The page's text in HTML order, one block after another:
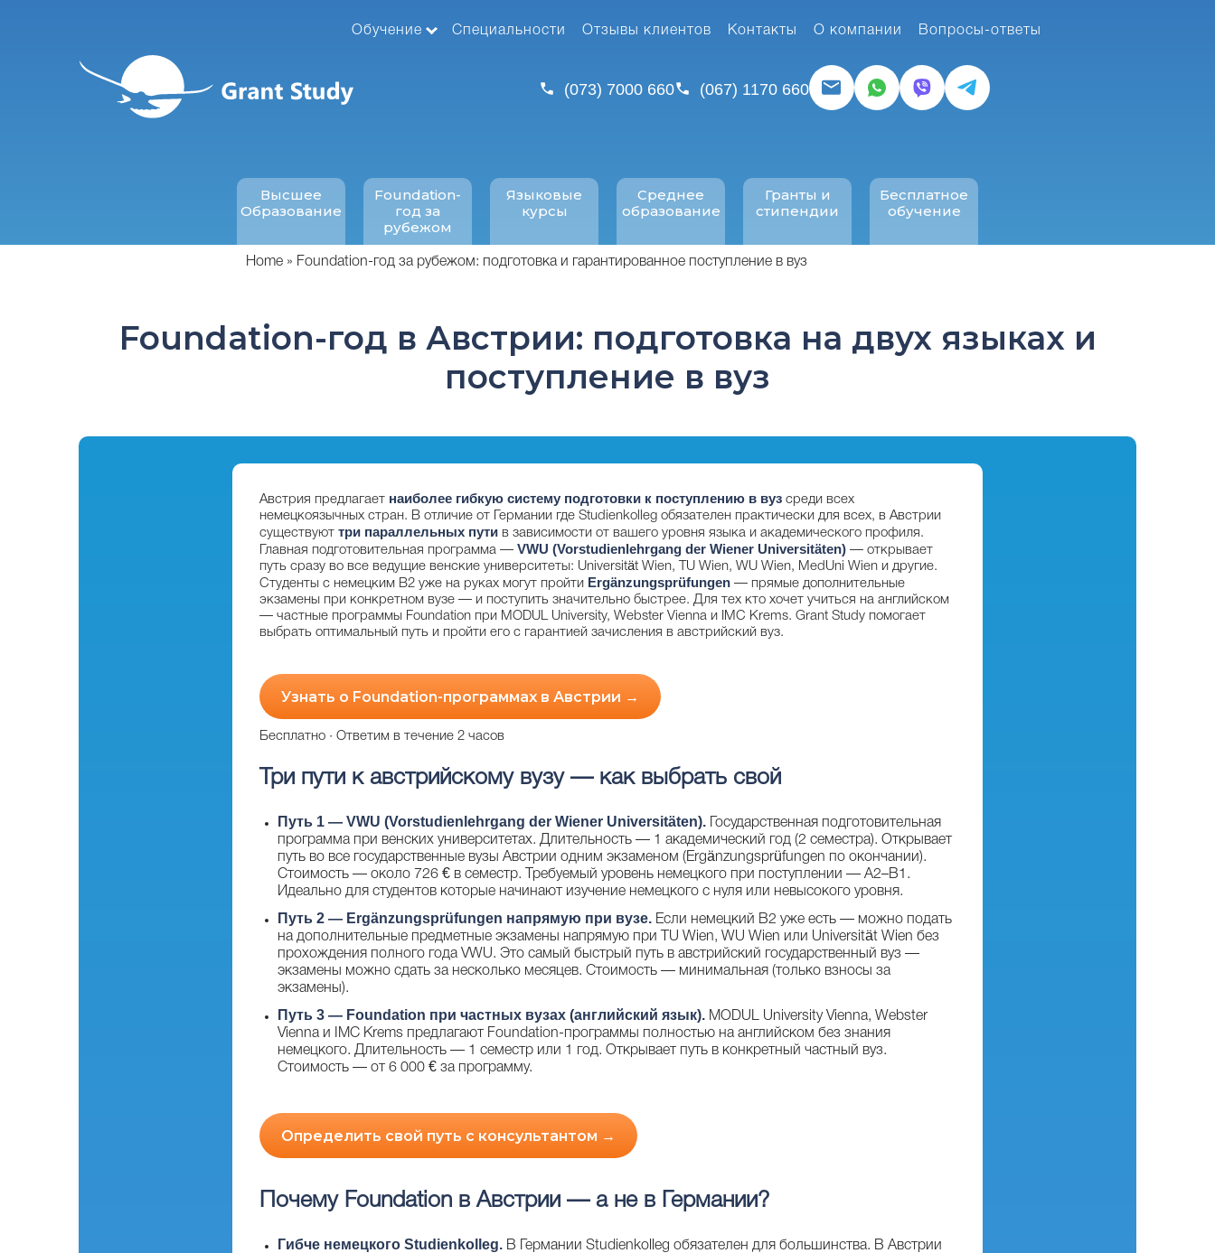
содержанию
Обучение Специальности Отзывы клиентов Контакты О компании Вопросы-ответы
(073) 7000 660 (067) 1170 660
Высшее
Образование
Foundation-
год за
рубежом
Языковые
курсы
Среднее
образование
Гранты и
стипендии
Бесплатное
обучение
Home Foundation-год за рубежом: подготовка и гарантированное поступление в вуз
Foundation-год в Австрии: подготовка на двух языках и
поступление в вуз
Австрия предлагает наиболее гибкую систему подготовки к поступлению в вуз среди всех
немецкоязычных стран. В отличие от Германии где Studienkolleg обязателен практически для всех, в Австрии
существуют три параллельных пути в зависимости от вашего уровня языка и академического профиля.
Главная подготовительная программа — VWU (Vorstudienlehrgang der Wiener Universitäten) — открывает
путь сразу во все ведущие венские университеты: Universität Wien, TU Wien, WU Wien, MedUni Wien и другие.
Студенты с немецким B2 уже на руках могут пройти Ergänzungsprüfungen — прямые дополнительные
экзамены при конкретном вузе — и поступить значительно быстрее. Для тех кто хочет учиться на английском
— частные программы Foundation при MODUL University, Webster Vienna и IMC Krems. Grant Study помогает
выбрать оптимальный путь и пройти его с гарантией зачисления в австрийский вуз.
Узнать о Foundation-программах в Австрии →
Бесплатно · Ответим в течение 2 часов
Три пути к австрийскому вузу — как выбрать свой
Путь 1 — VWU (Vorstudienlehrgang der Wiener Universitäten). Государственная подготовительная
программа при венских университетах. Длительность — 1 академический год (2 семестра). Открывает
путь во все государственные вузы Австрии одним экзаменом (Ergänzungsprüfungen по окончании).
Стоимость — около 726 € в семестр. Требуемый уровень немецкого при поступлении — A2–B1.
Идеально для студентов которые начинают изучение немецкого с нуля или невысокого уровня.
Путь 2 — Ergänzungsprüfungen напрямую при вузе. Если немецкий B2 уже есть — можно подать
на дополнительные предметные экзамены напрямую при TU Wien, WU Wien или Universität Wien без
прохождения полного года VWU. Это самый быстрый путь в австрийский государственный вуз —
экзамены можно сдать за несколько месяцев. Стоимость — минимальная (только взносы за
экзамены).
Путь 3 — Foundation при частных вузах (английский язык). MODUL University Vienna, Webster
Vienna и IMC Krems предлагают Foundation-программы полностью на английском без знания
немецкого. Длительность — 1 семестр или 1 год. Открывает путь в конкретный частный вуз.
Стоимость — от 6 000 € за программу.
Определить свой путь с консультантом →
Почему Foundation в Австрии — а не в Германии?
Гибче немецкого Studienkolleg. В Германии Studienkolleg обязателен для большинства. В Австрии